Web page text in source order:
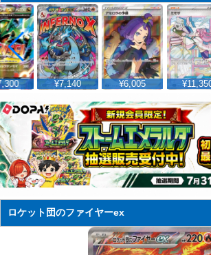
¥7,140 ¥6,005 ¥11,350
ロケット団のファイヤーex